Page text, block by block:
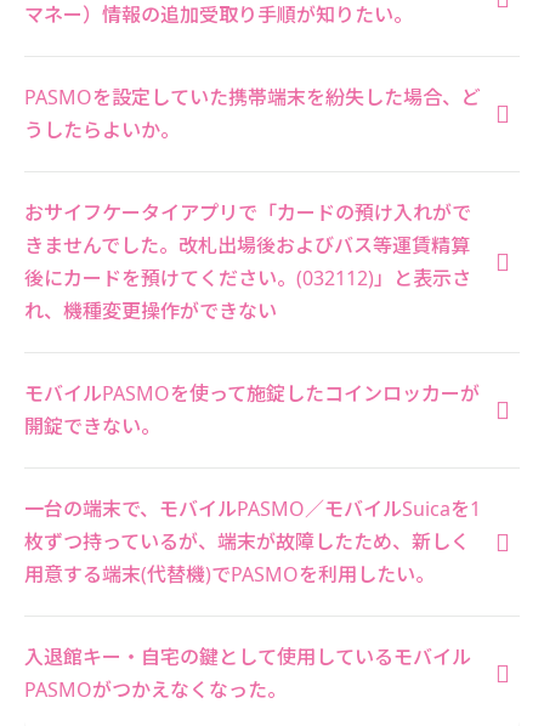
マネー）情報の追加受取り手順が知りたい。
PASMOを設定していた携帯端末を紛失した場合、ど
うしたらよいか。
おサイフケータイアプリで「カードの預け入れがで
きませんでした。改札出場後およびバス等運賃精算
後にカードを預けてください。(032112)」と表示さ
れ、機種変更操作ができない
モバイルPASMOを使って施錠したコインロッカーが
開錠できない。
一台の端末で、モバイルPASMO／モバイルSuicaを1
枚ずつ持っているが、端末が故障したため、新しく
用意する端末(代替機)でPASMOを利用したい。
入退館キー・自宅の鍵として使用しているモバイル
PASMOがつかえなくなった。